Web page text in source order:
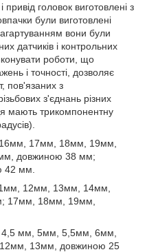
головок виготовлені з
були виготовлені
вони були
датчиків і контрольних
роботи, що
і точності, дозволяє
пов'язаних з
з'єднань різних
мають трикомпонентну
17мм, 18мм, 19мм,
довжиною 38 мм;
42 мм.
12мм, 13мм, 14мм,
17мм, 18мм, 19мм,
мм, 5мм, 5,5мм, 6мм,
13мм, довжиною 25